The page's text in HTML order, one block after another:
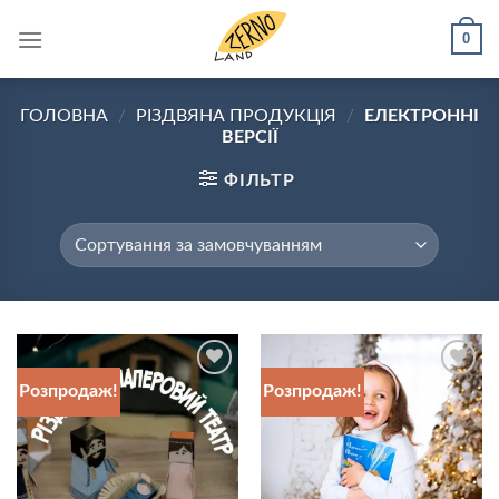
0
ГОЛОВНА / РІЗДВЯНА ПРОДУКЦІЯ /
ЕЛЕКТРОННІ
ВЕРСІЇ
ФІЛЬТР
Розпродаж!
Додати
до
списку
бажань
Розпродаж!
Додати
до
списку
бажань